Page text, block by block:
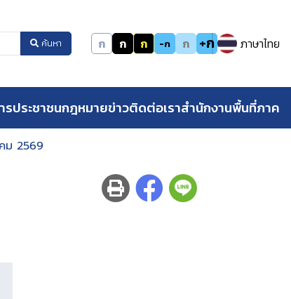
ค้นหา ก ก ก -ก ก +ก ภาษาไทย
รประชาชนกฎหมายข่าวติดต่อเราสำนักงานพื้นที่ภาค
ม 2569